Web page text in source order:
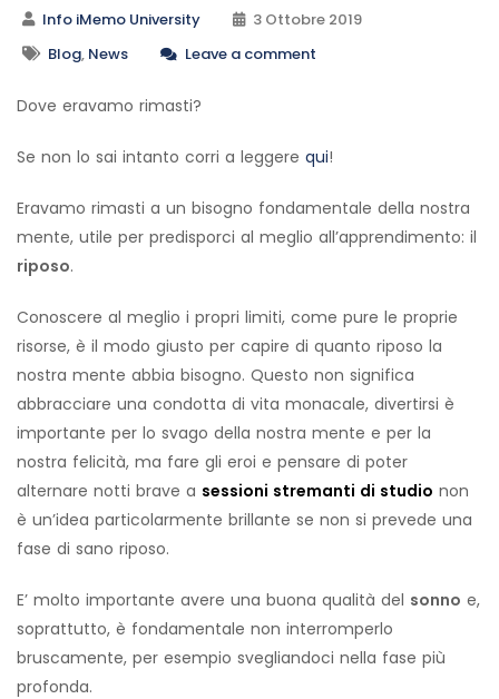
Info iMemo University
3 Ottobre 2019
Blog, News Leave a comment
Dove eravamo rimasti?
Se non lo sai intanto corri a leggere qui!
Eravamo rimasti a un bisogno fondamentale della nostra
mente, utile per predisporci al meglio all’apprendimento: il
riposo.
Conoscere al meglio i propri limiti, come pure le proprie
risorse, è il modo giusto per capire di quanto riposo la
nostra mente abbia bisogno. Questo non significa
abbracciare una condotta di vita monacale, divertirsi è
importante per lo svago della nostra mente e per la
nostra felicità, ma fare gli eroi e pensare di poter
alternare notti brave a sessioni stremanti di studio non
è un’idea particolarmente brillante se non si prevede una
fase di sano riposo.
E’ molto importante avere una buona qualità del sonno e,
soprattutto, è fondamentale non interromperlo
bruscamente, per esempio svegliandoci nella fase più
profonda.